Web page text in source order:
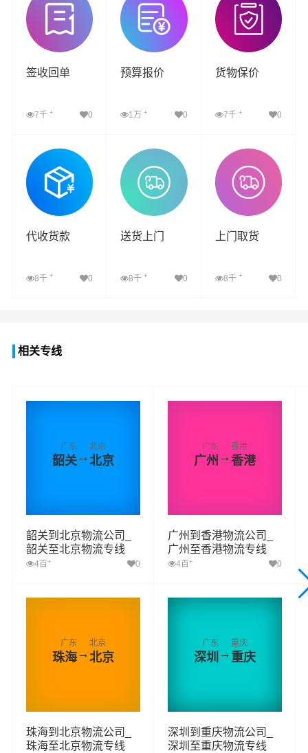
签收回单
7千 + 0
查看详细
预算报价
1万+ 0
查看详细
货物保价
7千 + 0
查看详细
代收货款
8千 + 0
送货上门
8千+ 0
上门取货
8千 + 0
相关专线
广东
韶关→
北京
北京
韶关到北京物流公司_
韶关至北京物流专线
4百 + 0
广东
广州 →
香港
香港
广州到香港物流公司_
广州至香港物流专线
4百 + 0
广东
珠海→
北京
北京
珠海到北京物流公司_
珠海至北京物流专线
广东
深圳→
重庆
重庆
深圳到重庆物流公司_
深圳至重庆物流专线